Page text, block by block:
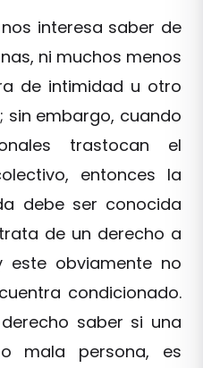
interesa saber de
ni muchos menos
de intimidad u otro
sin embargo, cuando
trastocan el
entonces la
debe ser conocida
de un derecho a
este obviamente no
condicionado.
saber si una
mala persona, es